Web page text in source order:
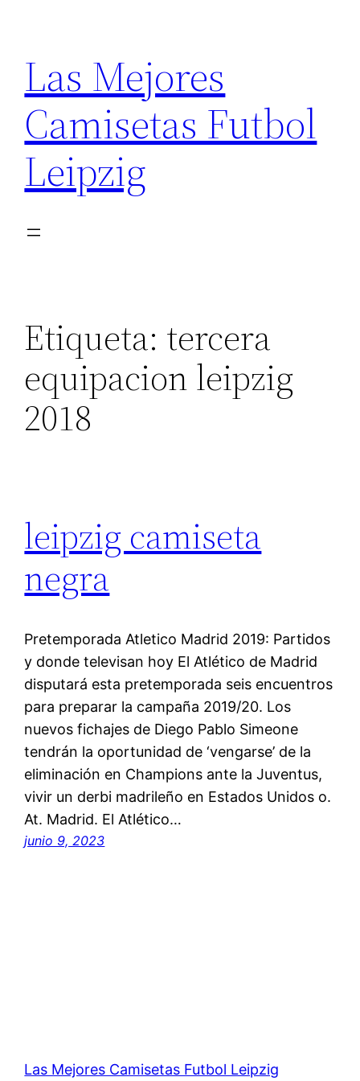
contenido
Las Mejores
Camisetas Futbol
Leipzig
Etiqueta: tercera
equipacion leipzig
2018
leipzig camiseta
negra
Pretemporada Atletico Madrid 2019: Partidos
y donde televisan hoy El Atlético de Madrid
disputará esta pretemporada seis encuentros
para preparar la campaña 2019/20. Los
nuevos fichajes de Diego Pablo Simeone
tendrán la oportunidad de ‘vengarse’ de la
eliminación en Champions ante la Juventus,
vivir un derbi madrileño en Estados Unidos o.
At. Madrid. El Atlético…
junio 9, 2023
Las Mejores Camisetas Futbol Leipzig